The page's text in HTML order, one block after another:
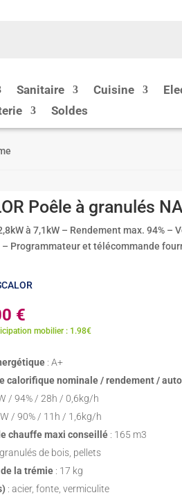
Sanitaire Cuisine
Soldes
Poêle à granulés
à 7,1kW – Rendement max. 94%
– Programmateur et télécommande
€
mobilier : 1.98€
: A+
calorifique nominale / rendement /
/ 94% / 28h / 0,6kg/h
/ 90% / 11h / 1,6kg/h
chauffe maxi conseillé : 165 m3
de bois, pellets
la trémie : 17 kg
: acier, fonte, vermiculite